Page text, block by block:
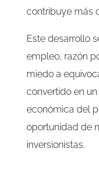
contribuye más
Este desarrollo
empleo, razón
miedo a
convertido en
económica del
oportunidad de
inversionistas.